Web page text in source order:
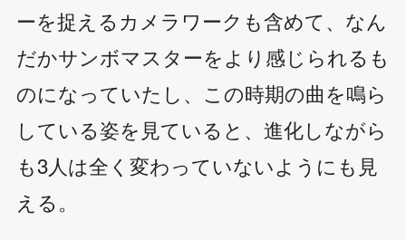
ーを捉えるカメラワークも含めて、なん
だかサンボマスターをより感じられるも
のになっていたし、この時期の曲を鳴ら
している姿を見ていると、進化しながら
も3人は全く変わっていないようにも見
える。